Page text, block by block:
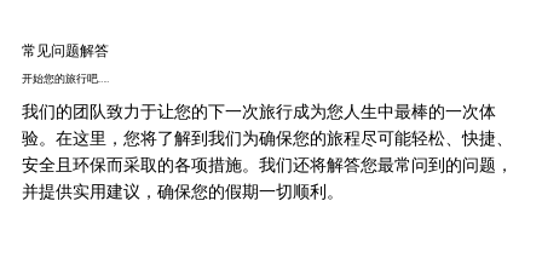
常见问题解答
开始您的旅行吧……
我们的团队致力于让您的下一次旅行成为您人生中最棒的一次体
验。在这里，您将了解到我们为确保您的旅程尽可能轻松、快捷、
安全且环保而采取的各项措施。我们还将解答您最常问到的问题，
并提供实用建议，确保您的假期一切顺利。